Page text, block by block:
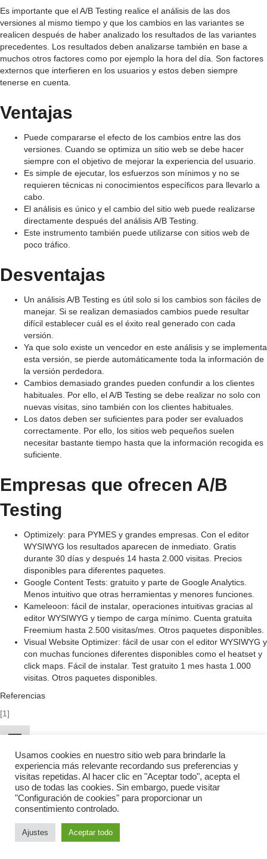
Es importante que el A/B Testing realice el análisis de las dos
versiones al mismo tiempo y que los cambios en las variantes se
realicen después de haber analizado los resultados de las variantes
precedentes. Los resultados deben analizarse también en base a
muchos otros factores como por ejemplo la hora del día. Son factores
externos que interfieren en los usuarios y estos deben siempre
tenerse en cuenta.
Ventajas
Puede compararse el efecto de los cambios entre las dos
versiones. Cuando se optimiza un sitio web se debe hacer
siempre con el objetivo de mejorar la experiencia del usuario.
Es simple de ejecutar, los esfuerzos son mínimos y no se
requieren técnicas ni conocimientos específicos para llevarlo a
cabo.
El análisis es único y el cambio del sitio web puede realizarse
directamente después del análisis A/B Testing.
Este instrumento también puede utilizarse con sitios web de
poco tráfico.
Desventajas
Un análisis A/B Testing es útil solo si los cambios son fáciles de
manejar. Si se realizan demasiados cambios puede resultar
difícil establecer cuál es el éxito real generado con cada
versión.
Ya que solo existe un vencedor en este análisis y se implementa
esta versión, se pierde automáticamente toda la información de
la versión perdedora.
Cambios demasiado grandes pueden confundir a los clientes
habituales. Por ello, el A/B Testing se debe realizar no solo con
nuevas visitas, sino también con los clientes habituales.
Los datos deben ser suficientes para poder ser evaluados
correctamente. Por ello, los sitios web pequeños suelen
necesitar bastante tiempo hasta que la información recogida es
suficiente.
Empresas que ofrecen A/B
Testing
Optimizely: para PYMES y grandes empresas. Con el editor
WYSIWYG los resultados aparecen de inmediato. Gratis
durante 30 días y después 14 hasta 2.000 visitas. Precios
disponibles para diferentes paquetes.
Google Content Tests: gratuito y parte de Google Analytics.
Menos intuitivo que otras herramientas y menores funciones.
Kameleoon: fácil de instalar, operaciones intuitivas gracias al
editor WYSIWYG y tiempo de carga mínimo. Cuenta gratuita
Freemium hasta 2.500 visitas/mes. Otros paquetes disponibles.
Visual Website Optimizer: fácil de usar con el editor WYSIWYG y
con muchas funciones diferentes disponibles como el heatset y
click maps. Fácil de instalar. Test gratuito 1 mes hasta 1.000
visitas. Otros paquetes disponibles.
Referencias
[1]
Política de privacidad Términos y condiciones
2019 Glosario de Marketing Digital. All Rights Reserved.
Usamos cookies en nuestro sitio web para brindarle la
experiencia más relevante recordando sus preferencias y
visitas repetidas. Al hacer clic en "Aceptar todo", acepta el
uso de todas las cookies. Sin embargo, puede visitar
"Configuración de cookies" para proporcionar un
consentimiento controlado.
Ajustes Aceptar todo